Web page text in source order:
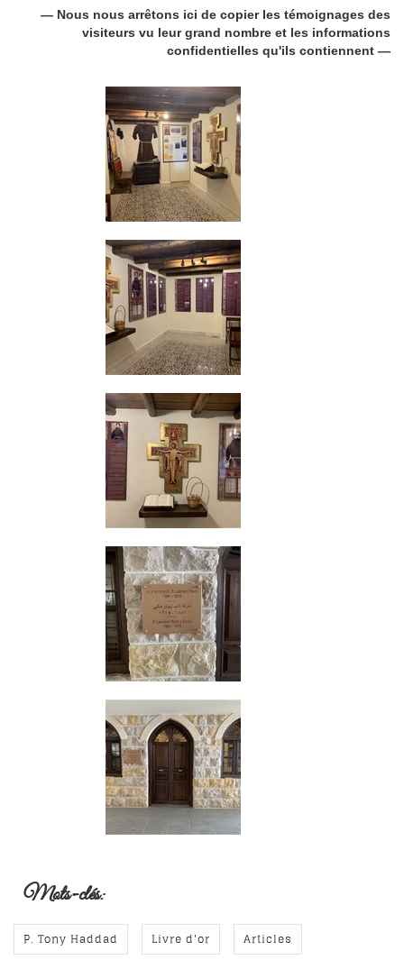
— Nous nous arrêtons ici de copier les témoignages des
visiteurs vu leur grand nombre et les informations
confidentielles qu'ils contiennent —
Mots-clés:
P. Tony Haddad Livre d'or Articles